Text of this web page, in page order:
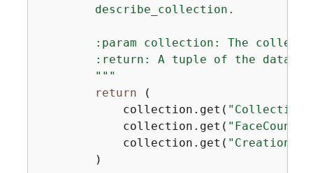
        describe_collection.
:param collection: The
:return: A tuple of the data
        """
return (
            collection.get(
            collection.get(
"FaceCount"
            collection.get(
        )